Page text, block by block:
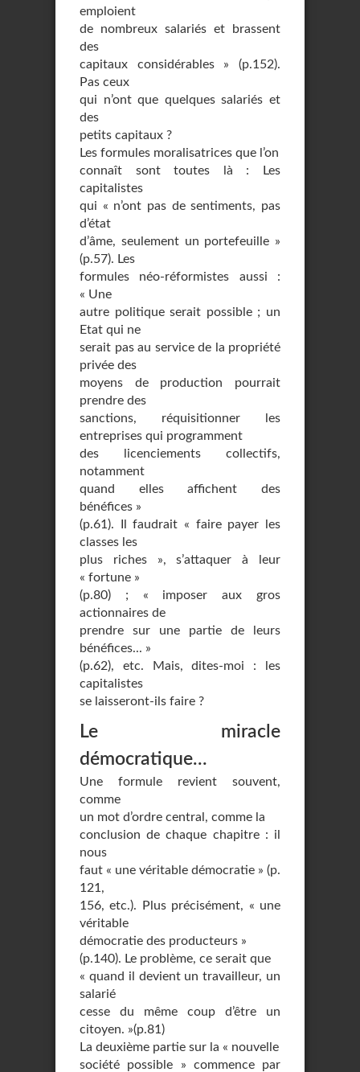
emploient
de nombreux salariés et brassent
des
capitaux considérables » (p.152).
Pas ceux
qui n’ont que quelques salariés et
des
petits capitaux ?
Les formules moralisatrices que l’on
connaît sont toutes là : Les
capitalistes
qui « n’ont pas de sentiments, pas
d’état
d’âme, seulement un portefeuille »
(p.57). Les
formules néo-réformistes aussi :
« Une
autre politique serait possible ; un
Etat qui ne
serait pas au service de la propriété
privée des
moyens de production pourrait
prendre des
sanctions, réquisitionner les
entreprises qui programment
des licenciements collectifs,
notamment
quand elles affichent des
bénéfices »
(p.61). Il faudrait « faire payer les
classes les
plus riches », s’attaquer à leur
« fortune »
(p.80) ; « imposer aux gros
actionnaires de
prendre sur une partie de leurs
bénéfices... »
(p.62), etc. Mais, dites-moi : les
capitalistes
se laisseront-ils faire ?
Le miracle
démocratique…
Une formule revient souvent,
comme
un mot d’ordre central, comme la
conclusion de chaque chapitre : il
nous
faut « une véritable démocratie » (p.
121,
156, etc.). Plus précisément, « une
véritable
démocratie des producteurs »
(p.140). Le problème, ce serait que
« quand il devient un travailleur, un
salarié
cesse du même coup d’être un
citoyen. »(p.81)
La deuxième partie sur la « nouvelle
société possible » commence par